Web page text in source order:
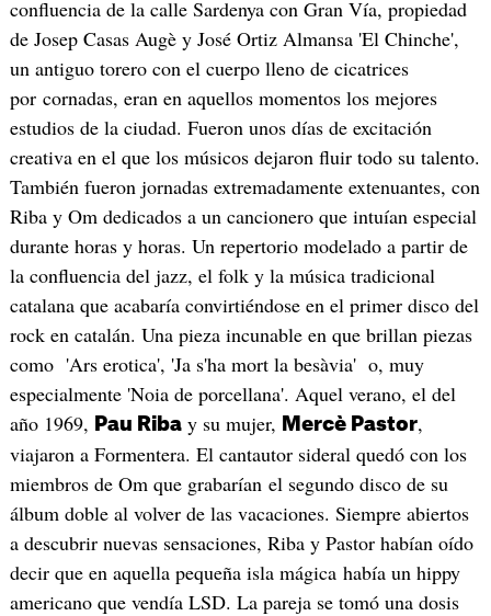
confluencia de la calle Sardenya con Gran Vía, propiedad
de Josep Casas Augè y José Ortiz Almansa 'El Chinche',
un antiguo torero con el cuerpo lleno de cicatrices
por cornadas, eran en aquellos momentos los mejores
estudios de la ciudad. Fueron unos días de excitación
creativa en el que los músicos dejaron fluir todo su talento.
También fueron jornadas extremadamente extenuantes, con
Riba y Om dedicados a un cancionero que intuían especial
durante horas y horas. Un repertorio modelado a partir de
la confluencia del jazz, el folk y la música tradicional
catalana que acabaría convirtiéndose en el primer disco del
rock en catalán. Una pieza incunable en que brillan piezas
como 'Ars erotica', 'Ja s'ha mort la besàvia' o, muy
especialmente 'Noia de porcellana'. Aquel verano, el del
año 1969,
Pau Ribay su mujer, Mercè Pastor,
viajaron a Formentera. El cantautor sideral quedó con los
miembros de Om que grabarían el segundo disco de su
álbum doble al volver de las vacaciones. Siempre abiertos
a descubrir nuevas sensaciones, Riba y Pastor habían oído
decir que en aquella pequeña isla mágica había un hippy
americano que vendía LSD. La pareja se tomó una dosis